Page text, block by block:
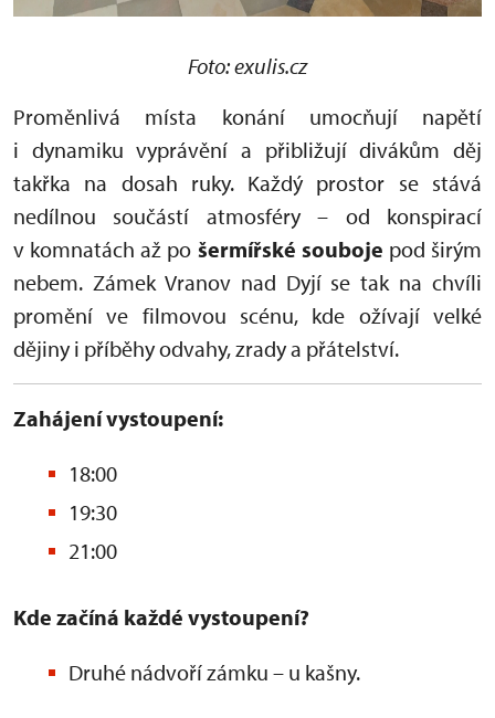
Foto: exulis.cz
Proměnlivá místa konání umocňují napětí
i dynamiku vyprávění a přibližují divákům děj
takřka na dosah ruky. Každý prostor se stává
nedílnou součástí atmosféry – od konspirací
v komnatách až po šermířské souboje pod širým
nebem. Zámek Vranov nad Dyjí se tak na chvíli
promění ve filmovou scénu, kde ožívají velké
dějiny i příběhy odvahy, zrady a přátelství.
Zahájení vystoupení:
18:00
19:30
21:00
Kde začíná každé vystoupení?
Druhé nádvoří zámku – u kašny.